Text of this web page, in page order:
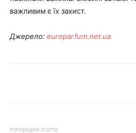
важливим є їх захист.
Джерело: europarfum.net.ua
попередня стаття